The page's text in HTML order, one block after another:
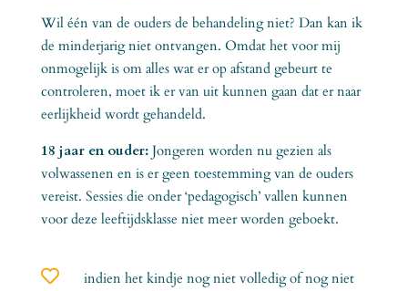
Wil één van de ouders de behandeling niet? Dan kan ik
de minderjarig niet ontvangen. Omdat het voor mij
onmogelijk is om alles wat er op afstand gebeurt te
controleren, moet ik er van uit kunnen gaan dat er naar
eerlijkheid wordt gehandeld.
18 jaar en ouder:Jongeren worden nu gezien als
volwassenen en is er geen toestemming van de ouders
vereist. Sessies die onder ‘pedagogisch’ vallen kunnen
voor deze leeftijdsklasse niet meer worden geboekt.

indien het kindje nog niet volledig of nog niet